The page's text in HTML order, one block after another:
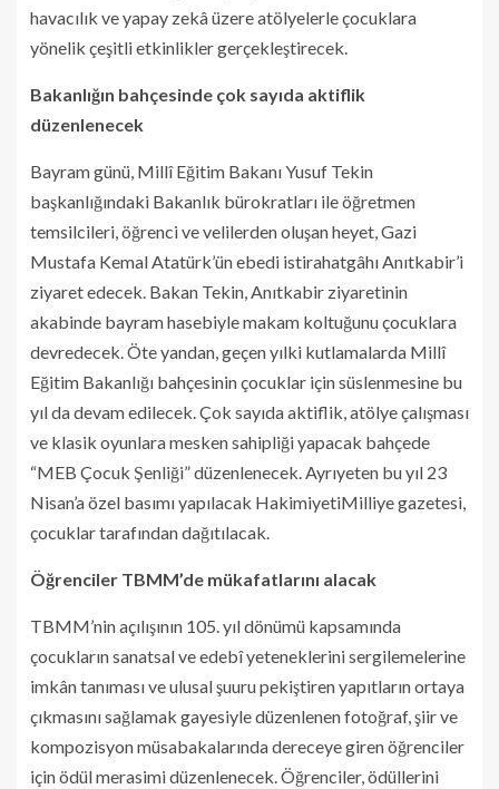
havacılık ve yapay zekâ üzere atölyelerle çocuklara
yönelik çeşitli etkinlikler gerçekleştirecek.
Bakanlığın bahçesinde çok sayıda aktiflik
düzenlenecek
Bayram günü, Millî Eğitim Bakanı Yusuf Tekin
başkanlığındaki Bakanlık bürokratları ile öğretmen
temsilcileri, öğrenci ve velilerden oluşan heyet, Gazi
Mustafa Kemal Atatürk’ün ebedi istirahatgâhı Anıtkabir’i
ziyaret edecek. Bakan Tekin, Anıtkabir ziyaretinin
akabinde bayram hasebiyle makam koltuğunu çocuklara
devredecek. Öte yandan, geçen yılki kutlamalarda Millî
Eğitim Bakanlığı bahçesinin çocuklar için süslenmesine bu
yıl da devam edilecek. Çok sayıda aktiflik, atölye çalışması
ve klasik oyunlara mesken sahipliği yapacak bahçede
“MEB Çocuk Şenliği” düzenlenecek. Ayrıyeten bu yıl 23
Nisan’a özel basımı yapılacak HakimiyetiMilliye gazetesi,
çocuklar tarafından dağıtılacak.
Öğrenciler TBMM’de mükafatlarını alacak
TBMM’nin açılışının 105. yıl dönümü kapsamında
çocukların sanatsal ve edebî yeteneklerini sergilemelerine
imkân tanıması ve ulusal şuuru pekiştiren yapıtların ortaya
çıkmasını sağlamak gayesiyle düzenlenen fotoğraf, şiir ve
kompozisyon müsabakalarında dereceye giren öğrenciler
için ödül merasimi düzenlenecek. Öğrenciler, ödüllerini